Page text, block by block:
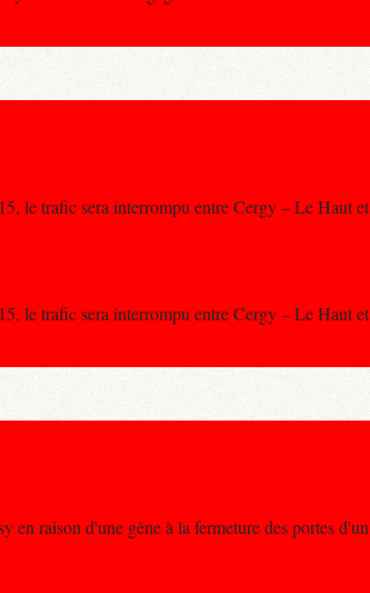
le trafic sera interrompu entre Cergy – Le Haut et
le trafic sera interrompu entre Cergy – Le Haut et
raison d'une gêne à la fermeture des portes d'un